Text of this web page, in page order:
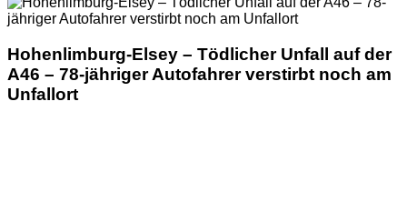
Hohenlimburg-Elsey – Tödlicher Unfall auf der
A46 – 78-jähriger Autofahrer verstirbt noch am
Unfallort